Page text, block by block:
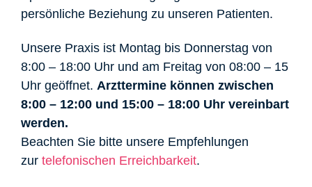
persönliche Beziehung zu unseren Patienten.
Unsere Praxis ist Montag bis Donnerstag von
8:00 – 18:00 Uhr und am Freitag von 08:00 – 15
Uhr geöffnet. Arzttermine können zwischen
8:00 – 12:00 und 15:00 – 18:00 Uhr vereinbart
werden.
Beachten Sie bitte unsere Empfehlungen
zur telefonischen Erreichbarkeit.